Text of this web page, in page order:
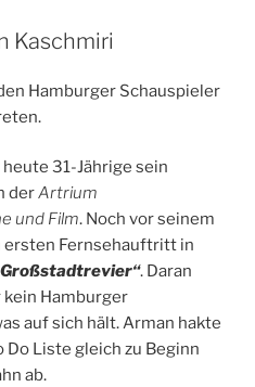
Kaschmiri
Hamburger Schauspieler
31-Jährige sein
derArtrium
und Film. Noch vor seinem
ersten Fernsehauftritt in
. Daran
Hamburger
auf sich hält. Arman hakte
Liste gleich zu Beginn
ab.